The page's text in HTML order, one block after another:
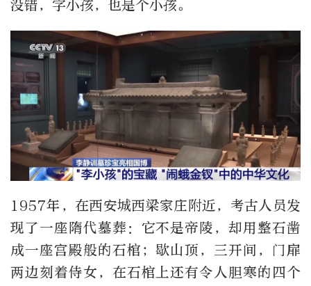
没错，字小孩，也是个小孩。
1957年，在西安城西梁家庄附近，考古人员发
现了一座隋代墓葬：它不是帝陵，却用整石凿
成一座宫殿般的石棺；歇山顶，三开间，门扉
两边刻着侍女，在石棺上还有令人胆寒的四个